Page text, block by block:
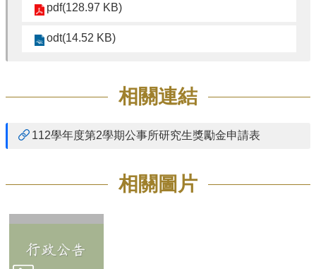
pdf(128.97 KB)
odt(14.52 KB)
相關連結
112學年度第2學期公事所研究生獎勵金申請表
相關圖片